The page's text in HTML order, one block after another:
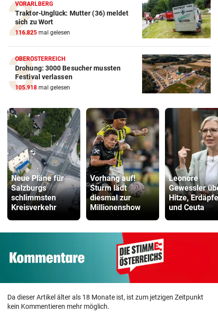
VORARLBERG
Traktor-Unglück: Mutter (36) meldet
sich zu Wort
116.825 mal gelesen
OBERÖSTERREICH
Drohung: 3000 Besucher mussten
Festival verlassen
105.918 mal gelesen
Neue Pläne für
Salzburgs
schlimmsten
Kreisverkehr
Vorhang auf!
Sturm lädt
diesmal zur
Millionenshow
Leonore
Gewessler
Hitze,
und Ceuta
Da dieser Artikel älter als 18 Monate ist, ist zum jetzigen Zeitpunkt
kein Kommentieren mehr möglich.